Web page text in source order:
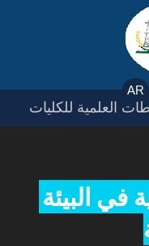
AR
في البيئة